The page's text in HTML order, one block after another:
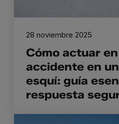
Cómo actuar
accidente en
esquí: guía
respuesta
28 noviembre 2025